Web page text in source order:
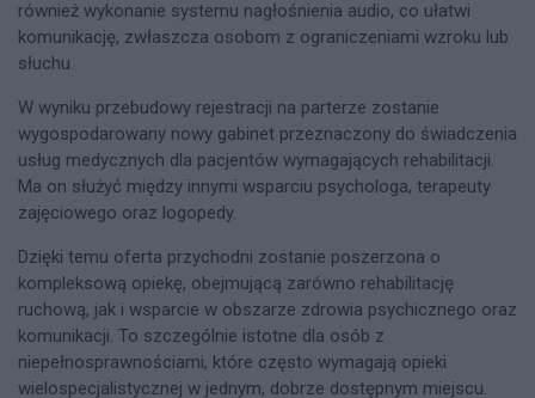
również wykonanie systemu nagłośnienia audio, co ułatwi
komunikację, zwłaszcza osobom z ograniczeniami wzroku lub
słuchu.
W wyniku przebudowy rejestracji na parterze zostanie
wygospodarowany nowy gabinet przeznaczony do świadczenia
usług medycznych dla pacjentów wymagających rehabilitacji.
Ma on służyć między innymi wsparciu psychologa, terapeuty
zajęciowego oraz logopedy.
Dzięki temu oferta przychodni zostanie poszerzona o
kompleksową opiekę, obejmującą zarówno rehabilitację
ruchową, jak i wsparcie w obszarze zdrowia psychicznego oraz
komunikacji. To szczególnie istotne dla osób z
niepełnosprawnościami, które często wymagają opieki
wielospecjalistycznej w jednym, dobrze dostępnym miejscu.